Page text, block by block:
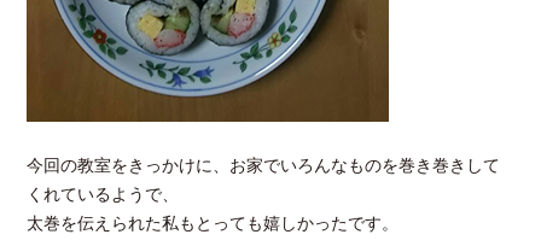
今回の教室をきっかけに、お家でいろんなものを巻き巻きして
くれているようで、
太巻を伝えられた私もとっても嬉しかったです。